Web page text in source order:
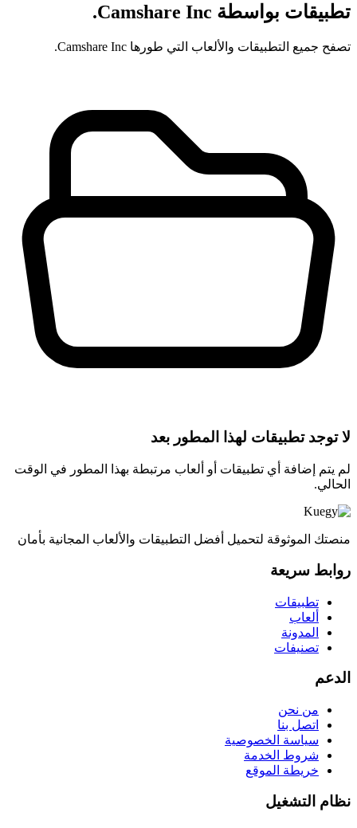
تطبيقات بواسطة Camshare Inc.
تصفح جميع التطبيقات والألعاب التي طورها Camshare Inc.
لا توجد تطبيقات لهذا المطور بعد
لم يتم إضافة أي تطبيقات أو ألعاب مرتبطة بهذا المطور في الوقت
الحالي.
منصتك الموثوقة لتحميل أفضل التطبيقات والألعاب المجانية بأمان
روابط سريعة
تطبيقات
ألعاب
المدونة
تصنيفات
الدعم
من نحن
اتصل بنا
سياسة الخصوصية
شروط الخدمة
خريطة الموقع
نظام التشغيل